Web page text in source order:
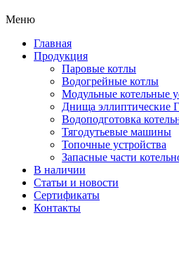
Меню
Главная
Продукция
Паровые котлы
Водогрейные котлы
Модульные котельные
Днища эллиптические
Водоподготовка
Тягодутьевые машины
Топочные устройства
Запасные части
В наличии
Статьи и новости
Сертификаты
Контакты